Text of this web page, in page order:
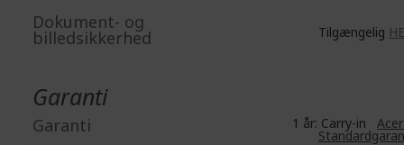
Dokument- og
billedsikkerhed Tilgængelig
Garanti
Garanti 1 år: Carry-in